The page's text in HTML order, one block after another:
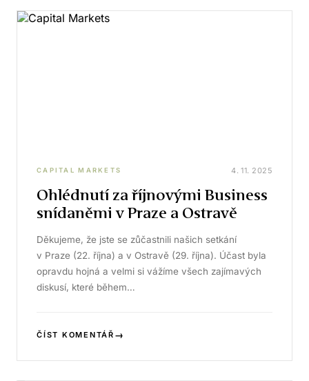
CAPITAL MARKETS 4. 11. 2025
Ohlédnutí za říjnovými Business
snídaněmi v Praze a Ostravě
Děkujeme, že jste se zůčastnili našich setkání
v Praze (22. října) a v Ostravě (29. října). Účast byla
opravdu hojná a velmi si vážíme všech zajímavých
diskusí, které během…
ČÍST KOMENTÁŘ →